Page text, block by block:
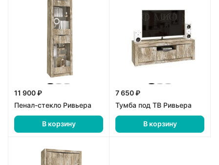
11 900 ₽
Пенал-стекло Ривьера
В корзину
7 650 ₽
Тумба под ТВ Ривьера
В корзину